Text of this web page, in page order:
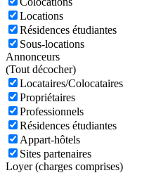
Locations
Résidences étudiantes
Sous-locations
Annonceurs
(Tout décocher)
Locataires/Colocataires
Propriétaires
Professionnels
Résidences étudiantes
Appart-hôtels
Sites partenaires
Loyer (charges comprises)